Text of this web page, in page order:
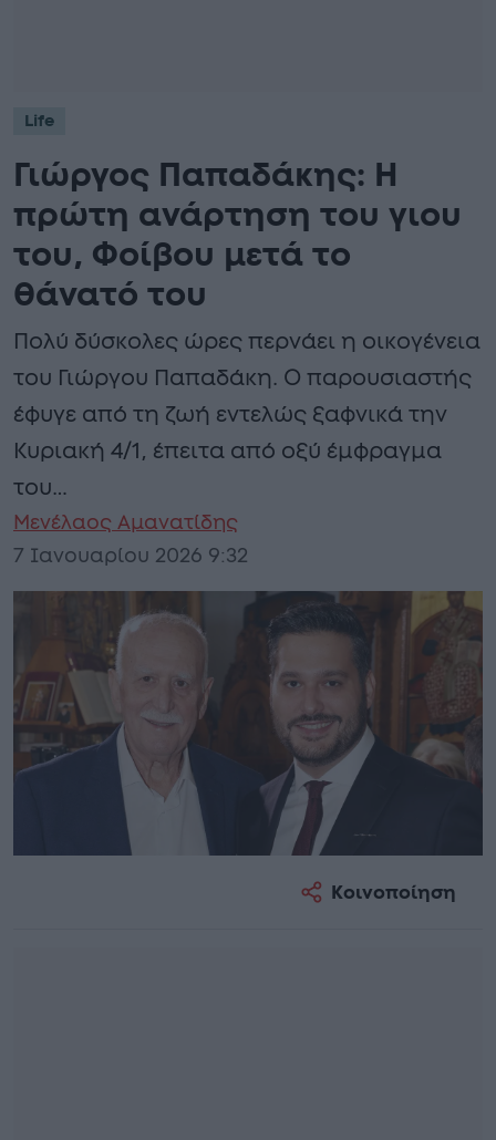
Life
Γιώργος Παπαδάκης: Η
πρώτη ανάρτηση του γιου
του, Φοίβου μετά το
θάνατό του
Πολύ δύσκολες ώρες περνάει η οικογένεια
του Γιώργου Παπαδάκη. Ο παρουσιαστής
έφυγε από τη ζωή εντελώς ξαφνικά την
Κυριακή 4/1, έπειτα από οξύ έμφραγμα
του…
Μενέλαος Αμανατίδης
7 Ιανουαρίου 2026 9:32
Κοινοποίηση